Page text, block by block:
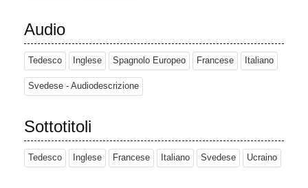
Audio
Tedesco Inglese Spagnolo Europeo Francese Italiano
Svedese - Audiodescrizione
Sottotitoli
Tedesco Inglese Francese Italiano Svedese Ucraino